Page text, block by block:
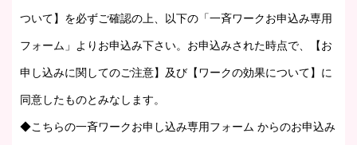
ついて】を必ずご確認の上、以下の「一斉ワークお申込み専用
フォーム」よりお申込み下さい。お申込みされた時点で、【お
申し込みに関してのご注意】及び【ワークの効果について】に
同意したものとみなします。
◆こちらの一斉ワークお申し込み専用フォーム からのお申込み